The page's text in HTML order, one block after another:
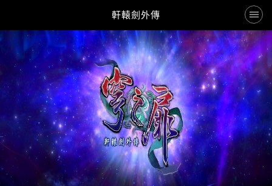
軒轅劍外傳
遊戲公告
遊戲介紹
人物介紹
遊戲特色
下載更新
前往購買 GO